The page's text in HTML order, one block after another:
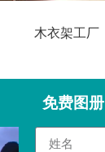
木衣架工厂
免费图册